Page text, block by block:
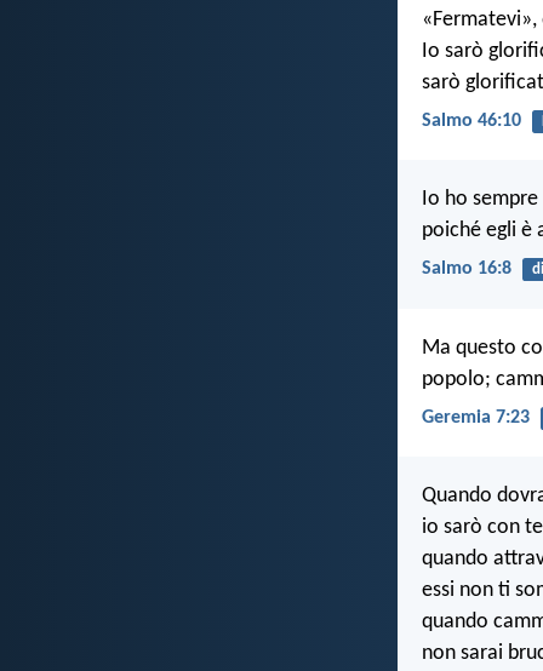
Io sarò
sarò
Salmo 46:10
Io ho sempre
poiché egli è
Salmo 16:8
Ma questo
popolo;
Geremia 7:23
Quando
io sarò con
quando
essi non ti
quando
non sarai